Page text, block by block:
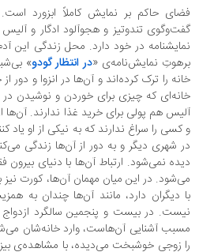
حاکم بر نمایش کاملاً ابزورد است.
تندوتیز و هجوآلود ادگار و آلیس این
در خود دارد. محل زندگی این آدم‌ها
نمایش‌نامه‌ی «در انتظار گودو» بی‌شباهت
را ترک کرده‌اند و آن‌ها در انزوا و دور از
که چیزی برای خوردن و نوشیدن در آن
هم پولی برای خرید غذا ندارند. آن‌ها از
را سراغ ندارند که به نیکی از او یاد کنند.
شهری دیگر و به دور از آن‌ها زندگی می‌کنند و
نمی‌شود. ارتباط آن‌ها با دنیای بیرون فقط از
در این میان مهمان آن‌ها، کورت نیز با
دیگران دارد، مانند آن‌ها چندان به همزیستی با
در بیست و پنجمین سالگرد ازدواج ادگار
آشنایی آن‌هاست، وارد خانه‌شان می‌شود و
زوجی خوشبخت می‌دیده، با مشاهده‌ی بیزاری